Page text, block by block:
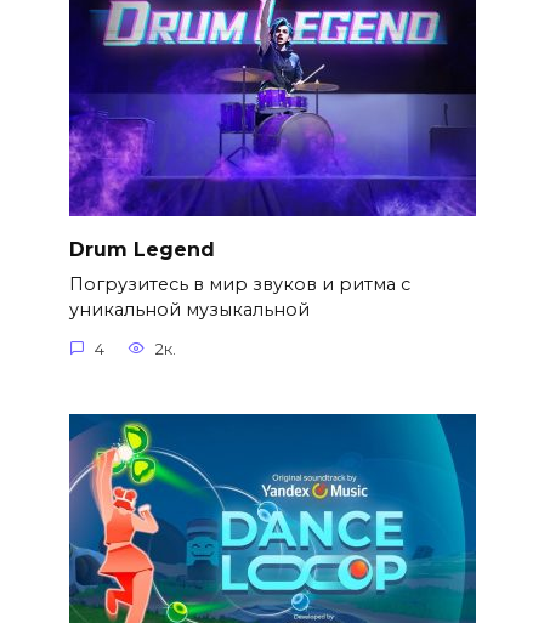
Drum Legend
Погрузитесь в мир звуков и ритма с
уникальной музыкальной
4 2к.